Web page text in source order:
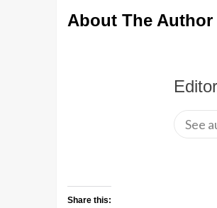
About The Author
See
Share this: